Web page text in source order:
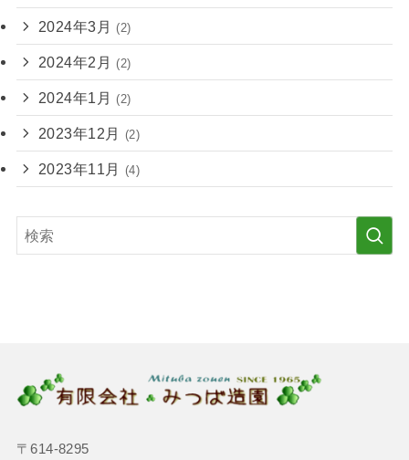
2024年3月 (2)
2024年2月 (2)
2024年1月 (2)
2023年12月 (2)
2023年11月 (4)
〒614-8295